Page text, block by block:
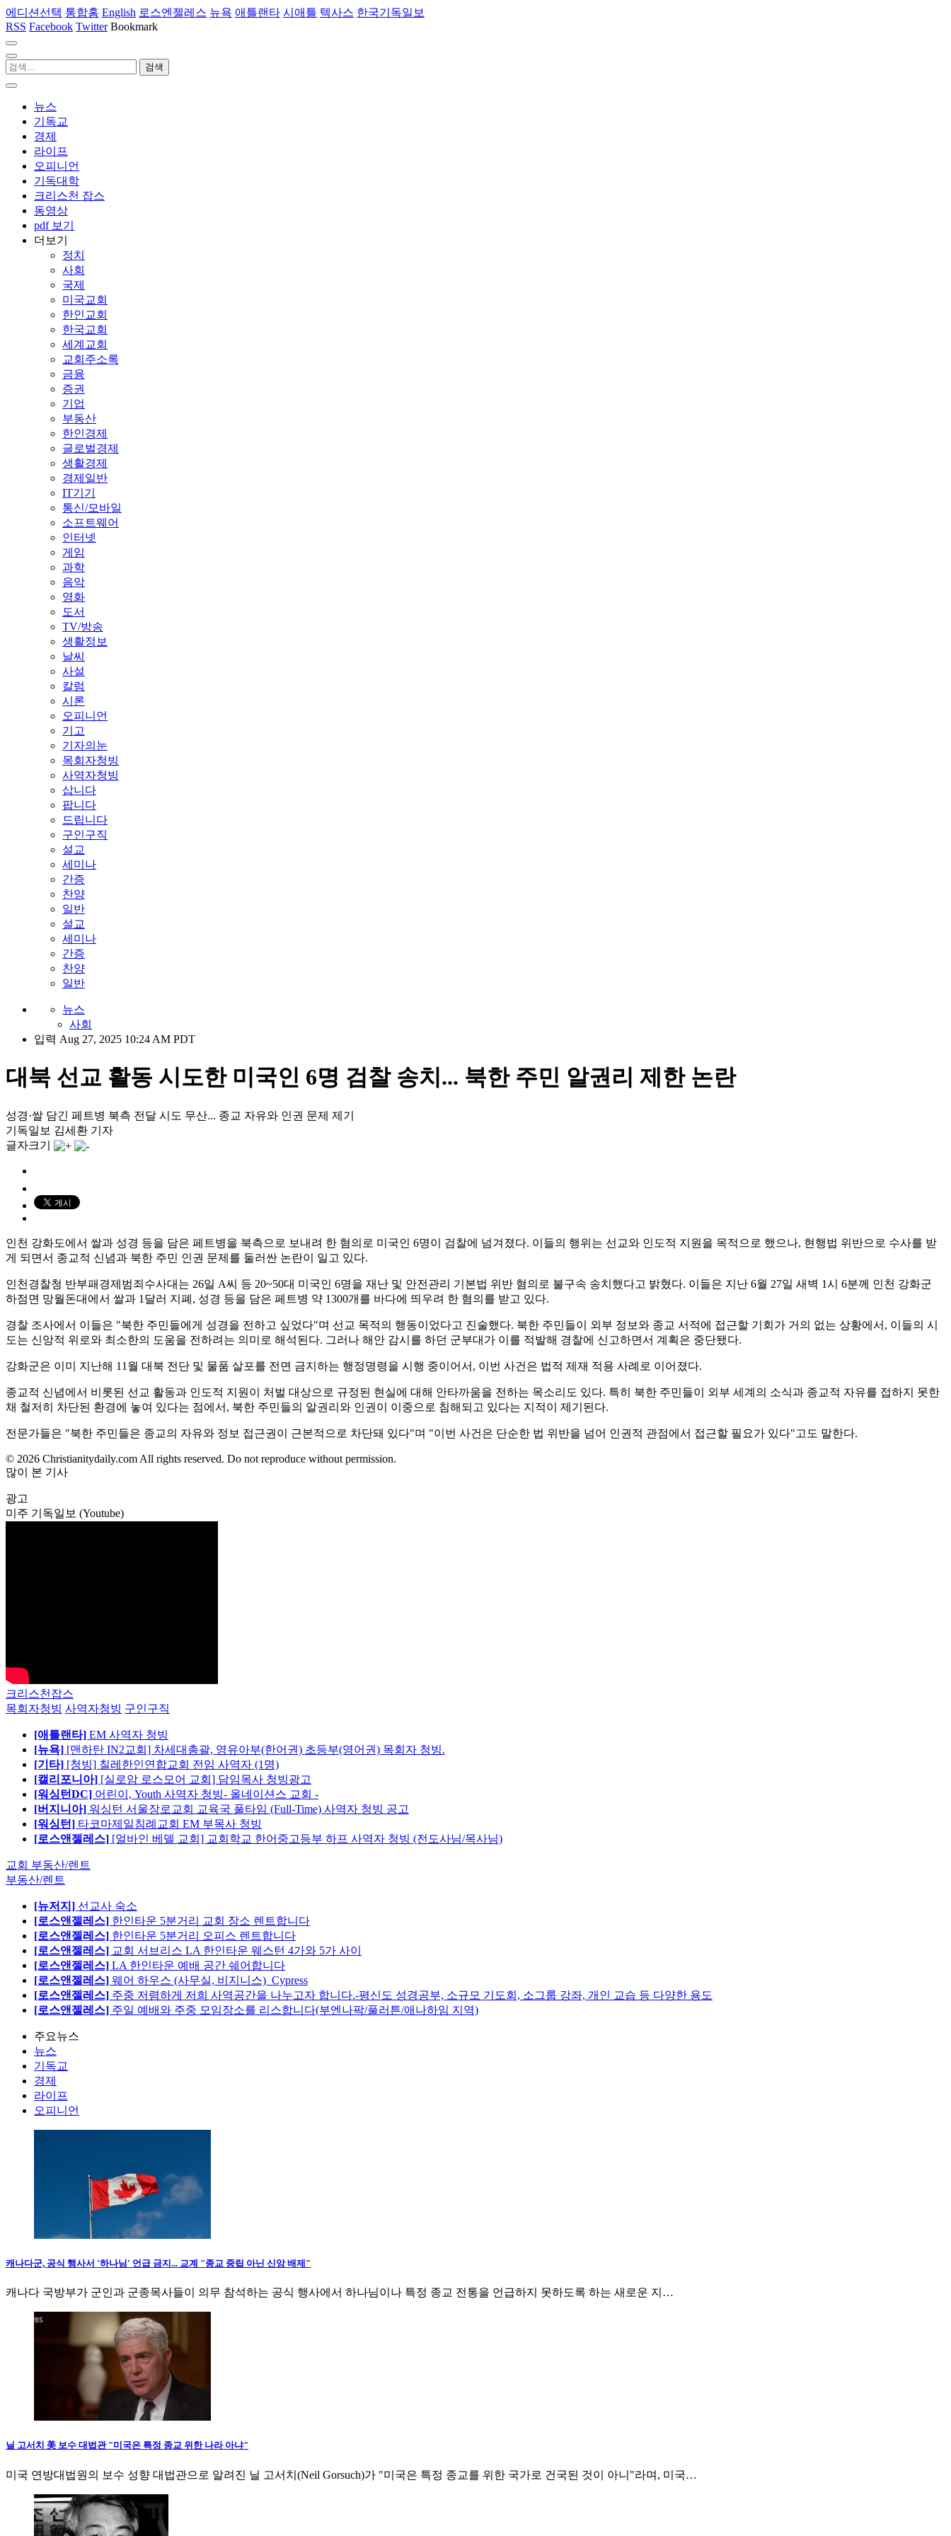
에디션선택 통합홈 English 로스엔젤레스 뉴욕 애틀랜타 시애틀 텍사스 한국기독일보
RSS Facebook Twitter Bookmark
뉴스
기독교
경제
라이프
오피니언
기독대학
크리스천 잡스
동영상
pdf 보기
더보기
정치
사회
국제
미국교회
한인교회
한국교회
세계교회
교회주소록
금융
증권
기업
부동산
한인경제
글로벌경제
생활경제
경제일반
IT기기
통신/모바일
소프트웨어
인터넷
게임
과학
음악
영화
도서
TV/방송
생활정보
날씨
사설
칼럼
시론
오피니언
기고
기자의눈
목회자청빙
사역자청빙
삽니다
팝니다
드립니다
구인구직
설교
세미나
간증
찬양
일반
설교
세미나
간증
찬양
일반
뉴스
사회
입력 Aug 27, 2025 10:24 AM PDT
대북 선교 활동 시도한 미국인 6명 검찰 송치... 북한 주민 알권리 제한 논란
성경·쌀 담긴 페트병 북측 전달 시도 무산... 종교 자유와 인권 문제 제기
기독일보 김세환 기자
글자크기
인천 강화도에서 쌀과 성경 등을 담은 페트병을 북측으로 보내려 한 혐의로 미국인 6명이 검찰에 넘겨졌다. 이들의 행위는 선교와 인도적 지원을 목적으로 했으나, 현행법 위반으로 수사를 받
게 되면서 종교적 신념과 북한 주민 인권 문제를 둘러싼 논란이 일고 있다.
인천경찰청 반부패경제범죄수사대는 26일 A씨 등 20~50대 미국인 6명을 재난 및 안전관리 기본법 위반 혐의로 불구속 송치했다고 밝혔다. 이들은 지난 6월 27일 새벽 1시 6분께 인천 강화군
하점면 망월돈대에서 쌀과 1달러 지폐, 성경 등을 담은 페트병 약 1300개를 바다에 띄우려 한 혐의를 받고 있다.
경찰 조사에서 이들은 "북한 주민들에게 성경을 전하고 싶었다"며 선교 목적의 행동이었다고 진술했다. 북한 주민들이 외부 정보와 종교 서적에 접근할 기회가 거의 없는 상황에서, 이들의 시
도는 신앙적 위로와 최소한의 도움을 전하려는 의미로 해석된다. 그러나 해안 감시를 하던 군부대가 이를 적발해 경찰에 신고하면서 계획은 중단됐다.
강화군은 이미 지난해 11월 대북 전단 및 물품 살포를 전면 금지하는 행정명령을 시행 중이어서, 이번 사건은 법적 제재 적용 사례로 이어졌다.
종교적 신념에서 비롯된 선교 활동과 인도적 지원이 처벌 대상으로 규정된 현실에 대해 안타까움을 전하는 목소리도 있다. 특히 북한 주민들이 외부 세계의 소식과 종교적 자유를 접하지 못한
채 철저히 차단된 환경에 놓여 있다는 점에서, 북한 주민들의 알권리와 인권이 이중으로 침해되고 있다는 지적이 제기된다.
전문가들은 "북한 주민들은 종교의 자유와 정보 접근권이 근본적으로 차단돼 있다"며 "이번 사건은 단순한 법 위반을 넘어 인권적 관점에서 접근할 필요가 있다"고도 말한다.
© 2026 Christianitydaily.com All rights reserved. Do not reproduce without permission.
많이 본 기사
광고
미주 기독일보 (Youtube)
크리스천잡스
목회자청빙 사역자청빙 구인구직
[애틀랜타] EM 사역자 청빙
[뉴욕] [맨하탄 IN2교회] 차세대총괄, 영유아부(한어권) 초등부(영어권) 목회자 청빙.
[기타] [청빙] 칠레한인연합교회 전임 사역자 (1명)
[캘리포니아] [실로암 로스모어 교회] 담임목사 청빙광고
[워싱턴DC] 어린이, Youth 사역자 청빙- 올네이션스 교회 -
[버지니아] 워싱턴 서울장로교회 교육국 풀타임 (Full-Time) 사역자 청빙 공고
[워싱턴] 타코마제일침례교회 EM 부목사 청빙
[로스앤젤레스] [얼바인 베델 교회] 교회학교 한어중고등부 하프 사역자 청빙 (전도사님/목사님)
교회 부동산/렌트
부동산/렌트
[뉴저지] 선교사 숙소
[로스앤젤레스] 한인타운 5분거리 교회 장소 렌트합니다
[로스앤젤레스] 한인타운 5분거리 오피스 렌트합니다
[로스앤젤레스] 교회 서브리스 LA 한인타운 웨스턴 4가와 5가 사이
[로스앤젤레스] LA 한인타운 예배 공간 쉐어합니다
[로스앤젤레스] 웨어 하우스 (사무실, 비지니스)_Cypress
[로스앤젤레스] 주중 저렴하게 저희 사역공간을 나누고자 합니다.-평신도 성경공부, 소규모 기도회, 소그룹 강좌, 개인 교습 등 다양한 용도
[로스앤젤레스] 주일 예배와 주중 모임장소를 리스합니다(부엔나팍/풀러튼/애나하임 지역)
주요뉴스
뉴스
기독교
경제
라이프
오피니언
캐나다군, 공식 행사서 '하나님' 언급 금지... 교계 "종교 중립 아닌 신앙 배제"
캐나다 국방부가 군인과 군종목사들이 의무 참석하는 공식 행사에서 하나님이나 특정 종교 전통을 언급하지 못하도록 하는 새로운 지…
닐 고서치 美 보수 대법관 "미국은 특정 종교 위한 나라 아냐"
미국 연방대법원의 보수 성향 대법관으로 알려진 닐 고서치(Neil Gorsuch)가 "미국은 특정 종교를 위한 국가로 건국된 것이 아니"라며, 미국…